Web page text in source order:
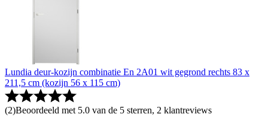
Lundia deur-kozijn combinatie En 2A01 wit gegrond rechts 83 x
211,5 cm (kozijn 56 x 115 cm)
(2)Beoordeeld met 5.0 van de 5 sterren, 2 klantreviews